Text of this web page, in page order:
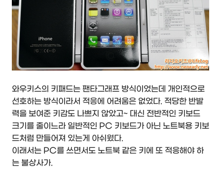
와우키스의 키패드는 팬타그래프 방식이었는데 개인적으로
선호하는 방식이라서 적응에 어려움은 없었다. 적당한 반발
력을 보여준 키감도 나쁘지 않았고~ 대신 전반적인 키보드
크기를 줄이느라 일반적인 PC 키보드가 아닌 노트북용 키보
드처럼 만들어져 있는게 아쉬웠다.
이래서는 PC를 쓰면서도 노트북 같은 키에 또 적응해야 하
는 불상사가.